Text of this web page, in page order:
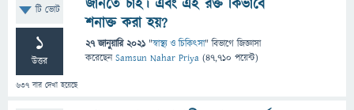
টি ভোট
1
উত্তর
637 বার দেখা হয়েছে
জানতে চাই। এবং এই রক্ত কিভাবে
শনাক্ত করা হয়?
27 জানুয়ারি 2021 "স্বাস্থ্য ও চিকিৎসা" বিভাগে জিজ্ঞাসা
করেছেনSamsun Nahar Priya (47,710 পয়েন্ট)